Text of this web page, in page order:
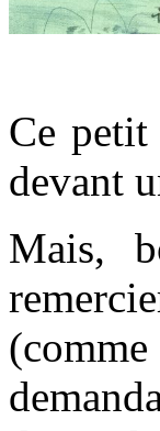
Ce petit
devant
Mais,